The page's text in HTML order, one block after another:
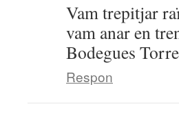
Vam trepitjar
vam anar en
Bodegues
Respon